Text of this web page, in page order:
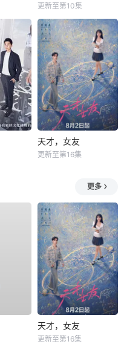
更新至第10集
天才，女友
更新至第16集
更多
天才，女友
更新至第16集